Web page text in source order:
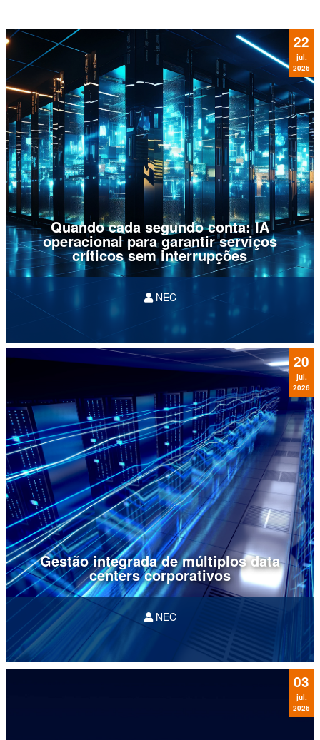
atual, os...
Quando cada segundo conta: IA
operacional para garantir serviços
críticos sem interrupções
22
jul.
2026
No atual cenário de aceleração digital, a
infraestrutura tecnológica consolidou-se como o
sistema circulatório da economia global. No
entanto, a crescente complexidade dos
TI híbridos e...
NEC
Gestão integrada de múltiplos data
centers corporativos
20
jul.
2026
No atual cenário de aceleração digital, a
descentralização da infraestrutura tornou-se
uma regra para as grandes empresas da
NEC
03
jul.
2026